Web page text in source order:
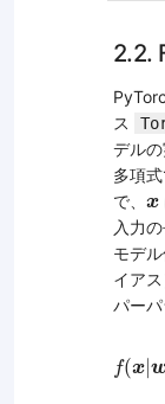
2.2.
ス
デル
多項
で、 x
x
入力
モデ
イアス
パーパ
f(x|